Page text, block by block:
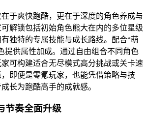
于爽快跑酷，更在于深度的角色养成与
解锁包括初始角色熊大在内的多位星级
独特的专属技能与成长路线。配合“萌
提供属性加成。通过自由组合不同角色
可构建适合无尽模式高分挑战或关卡速
即便是零氪玩家，也能凭借策略与技
长为跑酷高手的成就感。
节奏全面升级